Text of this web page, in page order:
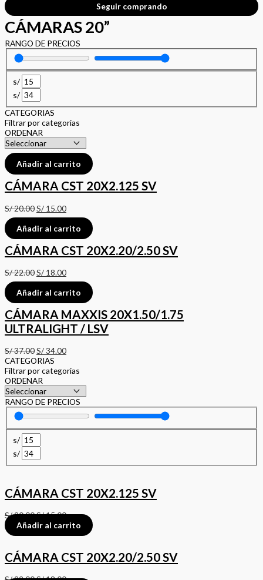
Seguir comprando
CÁMARAS 20”
RANGO DE PRECIOS
s/
s/
CATEGORIAS
Filtrar por categorias
ORDENAR
Añadir al carrito
CÁMARA CST 20X2.125 SV
S/20.00S/ 15.00
Añadir al carrito
CÁMARA CST 20X2.20/2.50 SV
S/22.00S/ 18.00
Añadir al carrito
CÁMARA MAXXIS 20X1.50/1.75
ULTRALIGHT / LSV
S/37.00S/34.00
CATEGORIAS
Filtrar por categorias
ORDENAR
RANGO DE PRECIOS
s/
s/
CÁMARA CST 20X2.125 SV
S/20.00S/15.00
Añadir al carrito
CÁMARA CST 20X2.20/2.50 SV